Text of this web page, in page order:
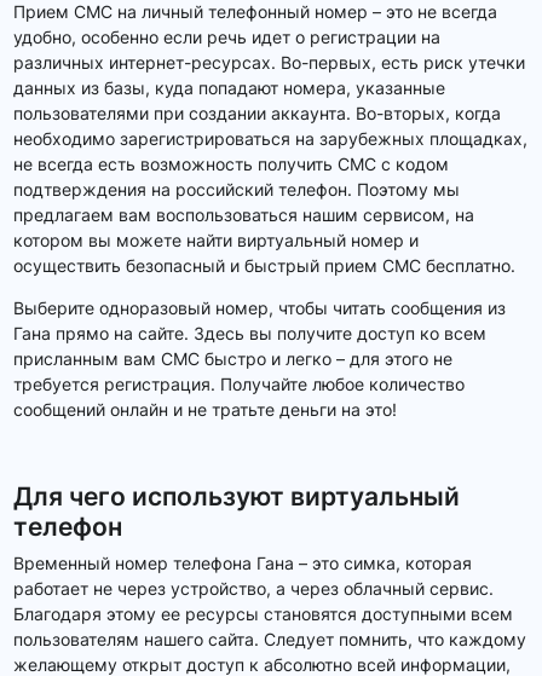
Прием СМС на личный телефонный номер – это не всегда
удобно, особенно если речь идет о регистрации на
различных интернет-ресурсах. Во-первых, есть риск утечки
данных из базы, куда попадают номера, указанные
пользователями при создании аккаунта. Во-вторых, когда
необходимо зарегистрироваться на зарубежных площадках,
не всегда есть возможность получить СМС с кодом
подтверждения на российский телефон. Поэтому мы
предлагаем вам воспользоваться нашим сервисом, на
котором вы можете найти виртуальный номер и
осуществить безопасный и быстрый прием СМС бесплатно.
Выберите одноразовый номер, чтобы читать сообщения из
Гана прямо на сайте. Здесь вы получите доступ ко всем
присланным вам СМС быстро и легко – для этого не
требуется регистрация. Получайте любое количество
сообщений онлайн и не тратьте деньги на это!
Для чего используют виртуальный
телефон
Временный номер телефона Гана – это симка, которая
работает не через устройство, а через облачный сервис.
Благодаря этому ее ресурсы становятся доступными всем
пользователям нашего сайта. Следует помнить, что каждому
желающему открыт доступ к абсолютно всей информации,